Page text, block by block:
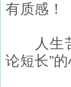
有质感！
人生苦
论短长”的